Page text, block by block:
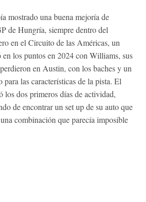
mostrado una buena mejoría de
de Hungría, siempre dentro del
en el Circuito de las Américas, un
los puntos en 2024 con Williams, sus
en Austin, con los baches y un
las características de la pista. El
los dos primeros días de actividad,
de encontrar un set up de su auto que
combinación que parecía imposible